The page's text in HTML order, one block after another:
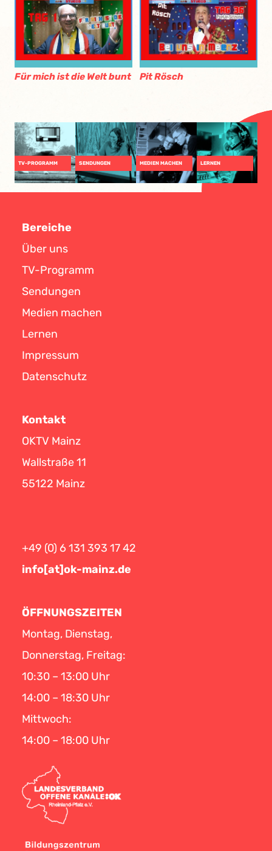
Für mich ist die Welt bunt Pit Rösch
TV-PROGRAMM SENDUNGEN MEDIEN MACHEN LERNEN
Bereiche
Über uns
TV-Programm
Sendungen
Medien machen
Lernen
Impressum
Datenschutz
Kontakt
OKTV Mainz
Wallstraße 11
55122 Mainz
+49 (0) 6 131 393 17 42
info[at]ok-mainz.de
ÖFFNUNGSZEITEN
Montag, Dienstag,
Donnerstag, Freitag:
10:30 – 13:00 Uhr
14:00 – 18:30 Uhr
Mittwoch:
14:00 – 18:00 Uhr